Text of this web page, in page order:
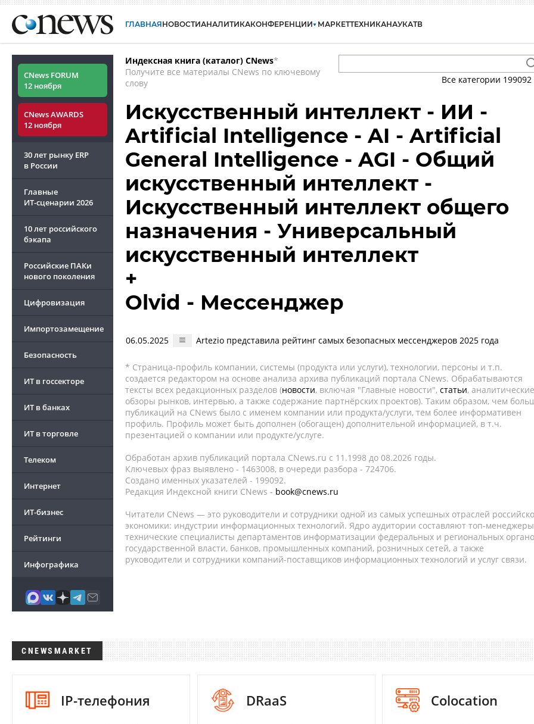
ГЛАВНАЯНОВОСТИАНАЛИТИКАКОНФЕРЕНЦИИ МАРКЕТТЕХНИКАНАУКАТВ
CNews FORUM
12 ноября
CNews AWARDS
12 ноября
30 лет рынку ERP
в России
Главные
ИТ-сценарии 2026
10 лет российского
бэкапа
Российские ПАКи
нового поколения
Цифровизация
Импортозамещение
Безопасность
ИТ в госсекторе
ИТ в банках
ИТ в торговле
Телеком
Интернет
ИТ-бизнес
Рейтинги
Инфографика
Индексная книга (каталог) CNews*
Получите все материалы CNews по ключевому
слову
Все категории 199092
Искусственный интеллект - ИИ -
Artificial Intelligence - AI - Artificial
General Intelligence - AGI - Общий
искусственный интеллект -
Искусственный интеллект общего
назначения - Универсальный
искусственный интеллект
+
Olvid - Мессенджер
06.05.2025 Artezio представила рейтинг самых безопасных мессенджеров 2025 года
* Страница-профиль компании, системы (продукта или услуги), технологии, персоны и т.п.
создается редактором на основе анализа архива публикаций портала CNews. Обрабатываются
тексты всех редакционных разделов (новости, включая "Главные новости", статьи, аналитические
обзоры рынков, интервью, а также содержание партнёрских проектов). Таким образом, чем
публикаций на CNews было с именем компании или продукта/услуги, тем более информативен
профиль. Профиль может быть дополнен (обогащен) дополнительной информацией, в т.ч.
презентацией о компании или продукте/услуге.
Обработан архив публикаций портала CNews.ru c 11.1998 до 08.2026 годы.
Ключевых фраз выявлено - 1463008, в очереди разбора - 724706.
Создано именных указателей - 199092.
Редакция Индексной книги CNews - book@cnews.ru
Читатели CNews — это руководители и сотрудники одной из самых успешных отраслей
экономики: индустрии информационных технологий. Ядро аудитории составляют топ-
технические специалисты департаментов информатизации федеральных и региональных
государственной власти, банков, промышленных компаний, розничных сетей, а также
руководители и сотрудники компаний-поставщиков информационных технологий и услуг связи.
CNEWSMARKET
IP-телефония DRaaS Colocation